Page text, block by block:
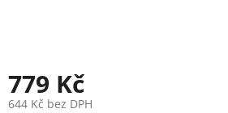
779 Kč
644 Kč bez DPH